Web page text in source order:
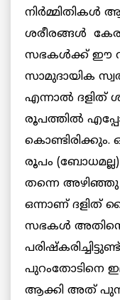
നിര്‍മ്മിതികള്‍
ശരീരങ്ങള്‍
സഭകള്‍ക്ക് ഈ
സാമുദായിക
എന്നാല്‍ ദളിത്
രൂപത്തില്‍
രൂപം
തന്നെ
ഒന്നാണ് ദളിത്
സഭകള്‍
പുറംതോടിനെ
ആക്കി അത്